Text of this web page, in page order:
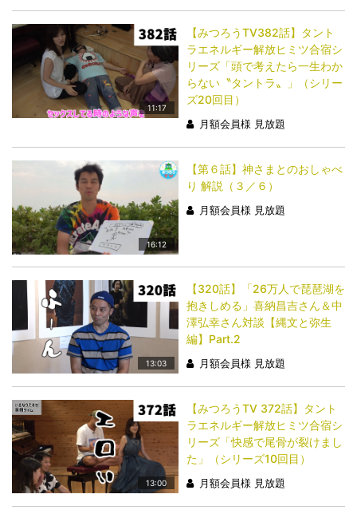
11:17
【みつろうTV382話】タント
ラエネルギー解放ヒミツ合宿シ
リーズ「頭で考えたら一生わか
らない〝タントラ〟」（シリー
ズ20回目）
月額会員様 見放題
16:12
【第６話】神さまとのおしゃべ
り 解説（３／６）
月額会員様 見放題
13:03
【320話】「26万人で琵琶湖を
抱きしめる」喜納昌吉さん＆中
澤弘幸さん対談【縄文と弥生
編】Part.2
月額会員様 見放題
13:00
【みつろうTV 372話】タント
ラエネルギー解放ヒミツ合宿シ
リーズ「快感で尾骨が裂けまし
た」（シリーズ10回目）
月額会員様 見放題